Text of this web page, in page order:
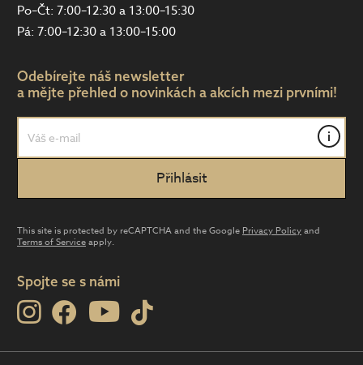
Po–Čt: 7:00–12:30 a 13:00–15:30
Pá: 7:00–12:30 a 13:00–15:00
Odebírejte náš newsletter
a mějte přehled o novinkách a akcích mezi prvními!
i
This site is protected by reCAPTCHA and the Google Privacy Policyand
Terms of Serviceapply.
Spojte se s námi